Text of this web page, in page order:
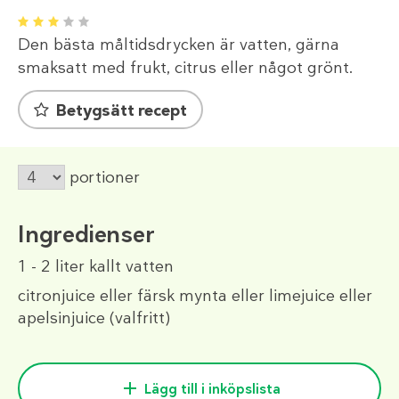
1 2 3 4 5
Den bästa måltidsdrycken är vatten, gärna
smaksatt med frukt, citrus eller något grönt.
Betygsätt recept
portioner
Ingredienser
1 - 2 liter kallt vatten
citronjuice eller färsk mynta eller limejuice eller
apelsinjuice (valfritt)
Lägg till i inköpslista